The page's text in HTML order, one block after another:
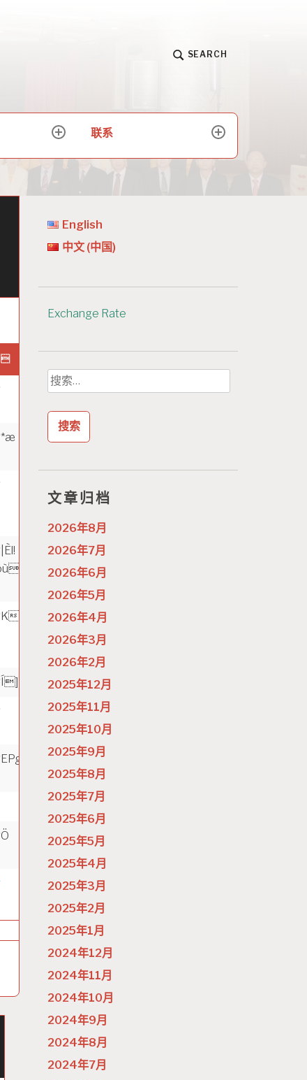
SEARCH
expand
menu
联系
expand
menu
?b
?5=|
?J
?ÁsSåyÃbyU
?S]
?6áÓæõ~b8Ú
English
中文 (中国)
Exchange Rate
搜
索：
文章归档
2026年8月
2026年7月
2026年6月
2026年5月
2026年4月
2026年3月
2026年2月
2025年12月
2025年11月
2025年10月
2025年9月
2025年8月
2025年7月
2025年6月
2025年5月
2025年4月
2025年3月
2025年2月
2025年1月
2024年12月
2024年11月
2024年10月
2024年9月
2024年8月
2024年7月